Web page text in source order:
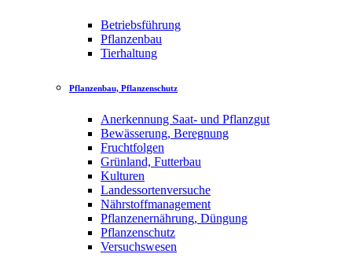
Betriebsführung
Pflanzenbau
Tierhaltung
Pflanzenbau, Pflanzenschutz
Anerkennung Saat- und Pflanzgut
Bewässerung, Beregnung
Fruchtfolgen
Grünland, Futterbau
Kulturen
Landessortenversuche
Nährstoffmanagement
Pflanzenernährung, Düngung
Pflanzenschutz
Versuchswesen